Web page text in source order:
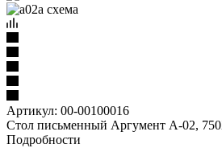
Артикул: 00-00100016
Стол письменный Аргумент А-02,
Подробности